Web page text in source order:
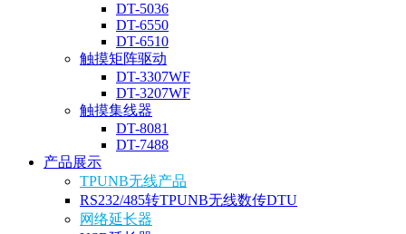
DT-5036
DT-6550
DT-6510
触摸矩阵驱动
DT-3307WF
DT-3207WF
触摸集线器
DT-8081
DT-7488
产品展示
TPUNB无线产品
RS232/485转TPUNB无线数传DTU
网络延长器